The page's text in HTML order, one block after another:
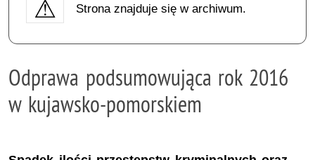
Strona znajduje się w archiwum.
Odprawa podsumowująca rok 2016
w kujawsko-pomorskiem